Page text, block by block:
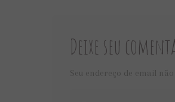
Deixe seu
Seu endereço de email